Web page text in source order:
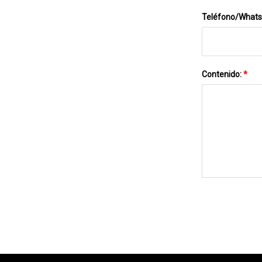
Teléfono/
Contenido:*